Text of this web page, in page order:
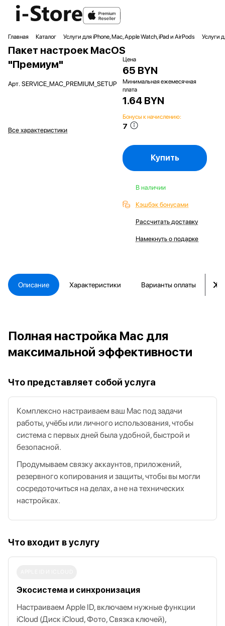
Главная Каталог Услуги для iPhone, Mac, Apple Watch, iPad и AirPods Услуги
Пакет настроек MacOS
"Премиум"
Арт. SERVICE_MAC_PREMIUM_SETUP
Все характеристики
Цена
65 BYN
Минимальная ежемесячная
плата
1.64 BYN
Бонусы к начислению:
7
Купить
В наличии
Кэшбэк бонусами
Рассчитать доставку
Намекнуть о подарке
Описание Характеристики Варианты оплаты
Полная настройка Mac для
максимальной эффективности
Что представляет собой услуга
Комплексно настраиваем ваш Mac под задачи
работы, учёбы или личного использования, чтобы
система с первых дней была удобной, быстрой и
безопасной.
Продумываем связку аккаунтов, приложений,
резервного копирования и защиты, чтобы вы могли
сосредоточиться на делах, а не на технических
настройках.
Что входит в услугу
Экосистема и синхронизация
Настраиваем Apple ID, включаем нужные функции
iCloud (Диск iCloud, Фото, Связка ключей),